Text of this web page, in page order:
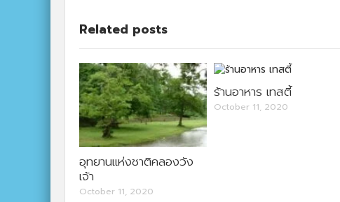
Related posts
อุทยานแห่งชาติคลองวัง
เจ้า
October 11, 2020
ร้านอาหาร เทสตี้
October 11, 2020